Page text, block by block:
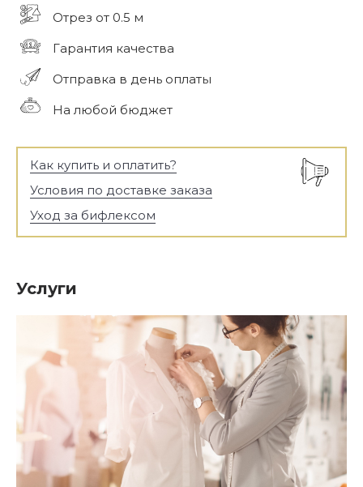
Отрез от 0.5 м
Гарантия качества
Отправка в день оплаты
На любой бюджет
Как купить и оплатить?
Условия по доставке заказа
Уход за бифлексом
Услуги